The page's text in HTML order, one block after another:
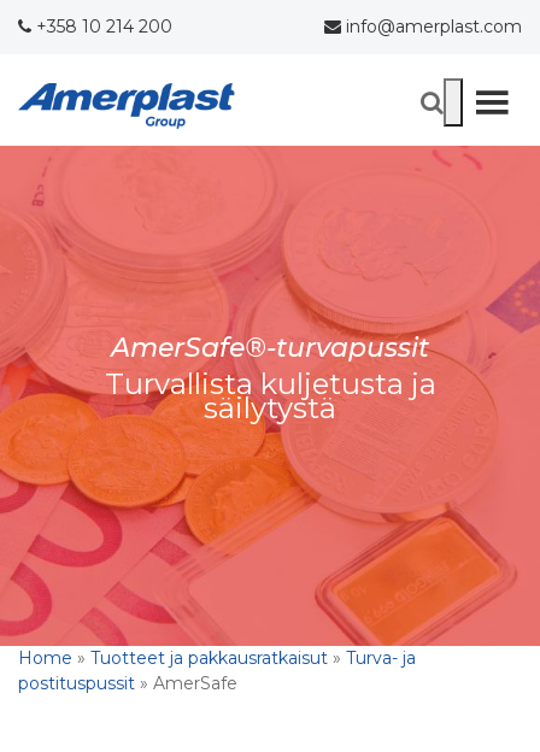
+358 10 214 200 info@amerplast.com
AmerSafe®-turvapussit
Turvallista kuljetusta ja
säilytystä
Home » Tuotteet ja pakkausratkaisut » Turva- ja
postituspussit » AmerSafe